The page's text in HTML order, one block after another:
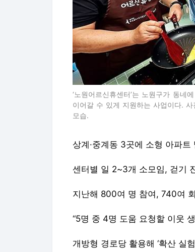
‘노원어르신휴센터’는 노원구가 동
이어갈 수 있게 지원하는 사업이다.
모습.
상계·중계동 3곳에 소형 아파트
센터별 일 2~3개 소모임, 걷기
지난해 800여 명 참여, 740여
“5명 중 4명 도움 요청할 이웃
개방형 경로당 활용해 ‘확산 실